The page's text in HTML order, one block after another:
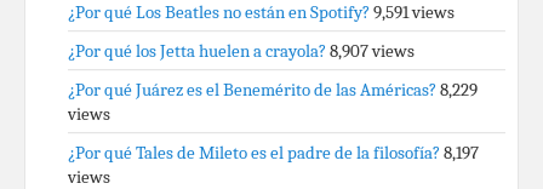
¿Por qué Los Beatles no están en Spotify? 9,591 views
¿Por qué los Jetta huelen a crayola? 8,907 views
¿Por qué Juárez es el Benemérito de las Américas? 8,229
views
¿Por qué Tales de Mileto es el padre de la filosofía? 8,197
views